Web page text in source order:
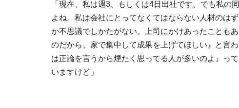
「現在、私は週3、もしくは4日出社です。でも私の
よね。私は会社にとってなくてはならない人材のは
か不思議でしかたがない。上司にかけあったことも
のだから、家で集中して成果を上げてほしい』と
は正論を言うから煙たく思ってる人が多いのよ』っ
いますけど」